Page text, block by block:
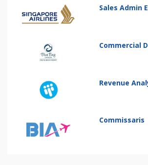
Sales Admin
Commercial
Revenue
Commissaris